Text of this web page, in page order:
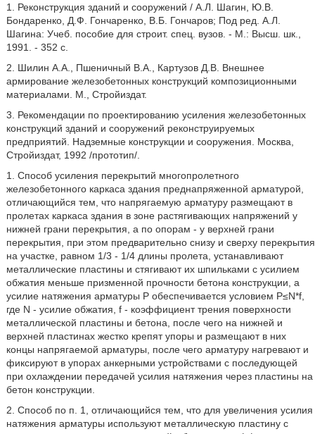
1. Реконструкция зданий и сооружений / А.Л. Шагин, Ю.В.
Бондаренко, Д.Ф. Гончаренко, В.Б. Гончаров; Под ред. А.Л.
Шагина: Учеб. пособие для строит. спец. вузов. - М.: Высш. шк.,
1991. - 352 с.
2. Шилин А.А., Пшеничный В.А., Картузов Д.В. Внешнее
армирование железобетонных конструкций композиционными
материалами. М., Стройиздат.
3. Рекомендации по проектированию усиления железобетонных
конструкций зданий и сооружений реконструируемых
предприятий. Надземные конструкции и сооружения. Москва,
Стройиздат, 1992 /прототип/.
1. Способ усиления перекрытий многопролетного
железобетонного каркаса здания преднапряженной арматурой,
отличающийся тем, что напрягаемую арматуру размещают в
пролетах каркаса здания в зоне растягивающих напряжений у
нижней грани перекрытия, а по опорам - у верхней грани
перекрытия, при этом предварительно снизу и сверху перекрытия
на участке, равном 1/3 - 1/4 длины пролета, устанавливают
металлические пластины и стягивают их шпильками с усилием
обжатия меньше призменной прочности бетона конструкции, а
усилие натяжения арматуры Р обеспечивается условием Р≤N*f,
где N - усилие обжатия, f - коэффициент трения поверхности
металлической пластины и бетона, после чего на нижней и
верхней пластинах жестко крепят упоры и размещают в них
концы напрягаемой арматуры, после чего арматуру нагревают и
фиксируют в упорах анкерными устройствами с последующей
при охлаждении передачей усилия натяжения через пластины на
бетон конструкции.
2. Способ по п. 1, отличающийся тем, что для увеличения усилия
натяжения арматуры используют металлическую пластину с